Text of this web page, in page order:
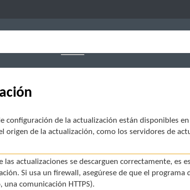
configuración de la actualización están disponibles
origen de la actualización, como los servidores de
las actualizaciones se descarguen correctamente,
Si usa un firewall, asegúrese de que el
una comunicación HTTPS).